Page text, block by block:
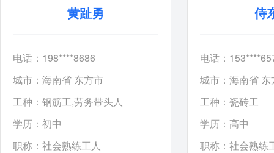
黄趾勇
电话：198****8686
城市：海南省 东方市
工种： 钢筋工,劳务带头人
学历： 初中
职称： 社会熟练工人
侍
电话：
城市：海南省 东
工种： 瓷砖工
学历： 高中
职称： 社会熟练